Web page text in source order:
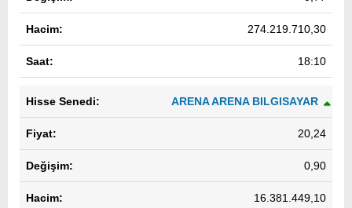
274.219.710,30
18:10
ARENA ARENA BILGISAYAR
20,24
0,90
16.381.449,10